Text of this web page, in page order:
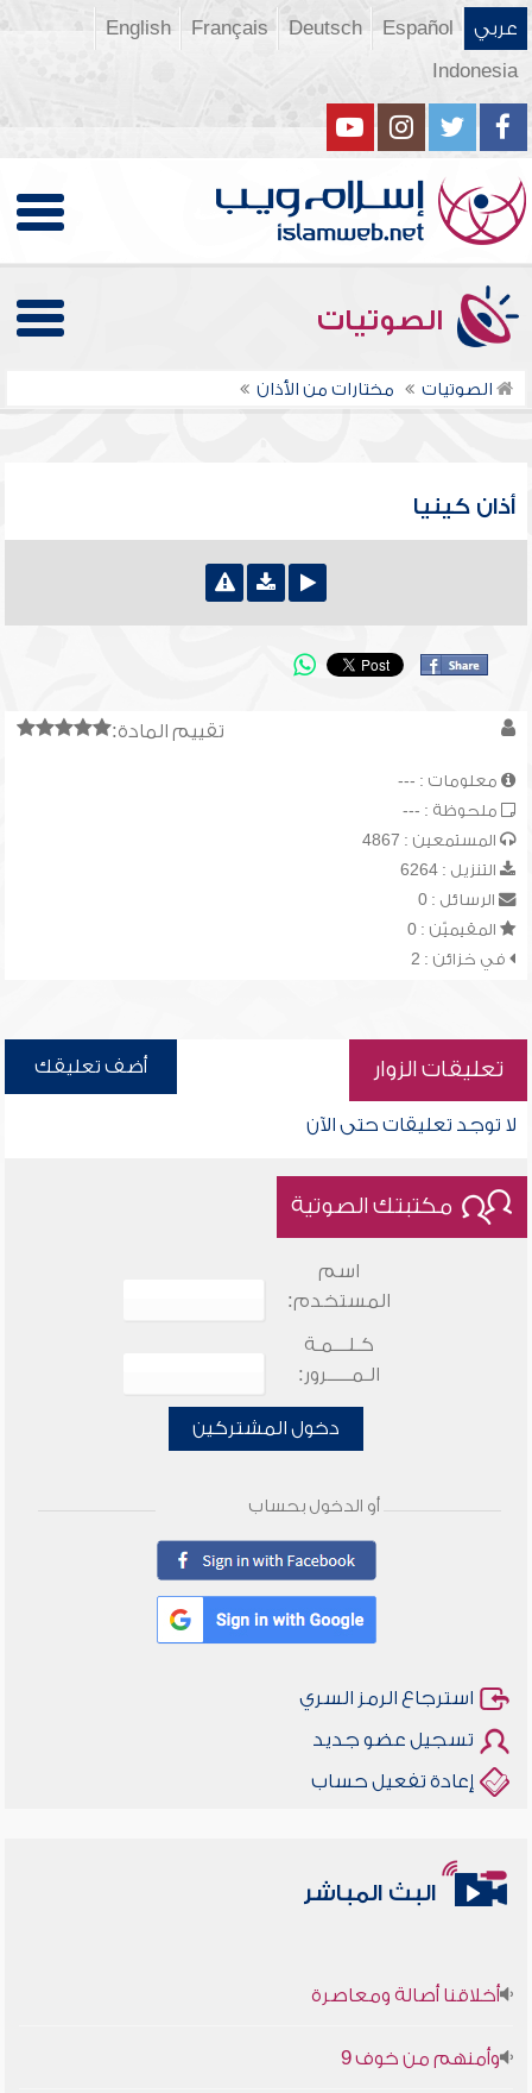
عربي Español
Deutsch
Français
English
Indonesia
الصوتيات
الصوتيات مختارات من الأذان
أذان كينيا
تقييم المادة:
معلومات : ---
ملحوظة : ---
المستمعين : 4867
التنزيل : 6264
الرسائل : 0
المقيميّن : 0
في خزائن : 2
تعليقات الزوار أضف تعليقك
لا توجد تعليقات حتى الآن
مكتبتك الصوتية
اسم
المستخدم:
كـلـــمـة
الـمـــــرور:
دخول المشتركين
أو الدخول بحساب
استرجاع الرمز السري
تسجيل عضو جديد
إعادة تفعيل حساب
البث المباشر
أخلاقنا أصالة ومعاصرة
وأمنهم من خوف 9